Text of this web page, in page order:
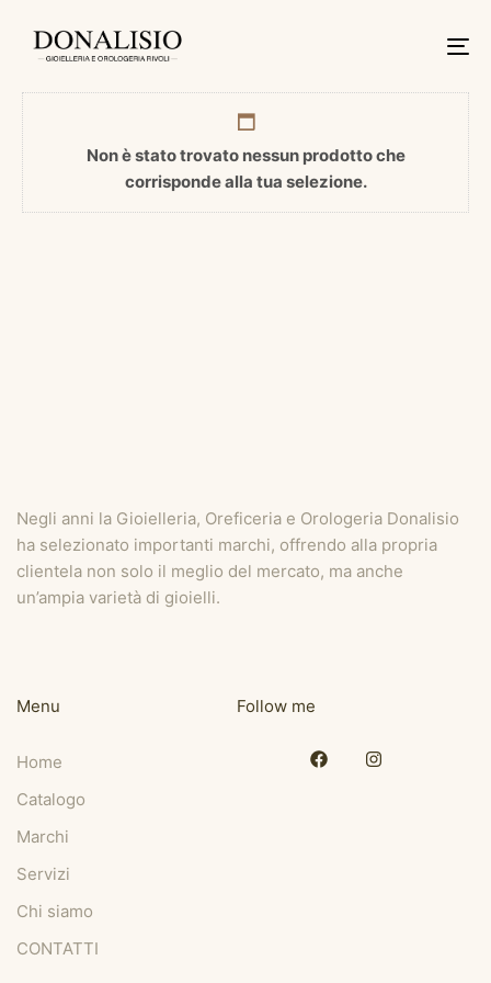
Non è stato trovato nessun prodotto che
corrisponde alla tua selezione.
Negli anni la Gioielleria, Oreficeria e Orologeria Donalisio
ha selezionato importanti marchi, offrendo alla propria
clientela non solo il meglio del mercato, ma anche
un’ampia varietà di gioielli.
Menu
Home
Catalogo
Marchi
Servizi
Chi siamo
CONTATTI
Follow me